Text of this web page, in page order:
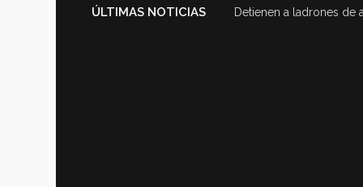
ÚLTIMAS NOTICIAS Detienen a ladrones de